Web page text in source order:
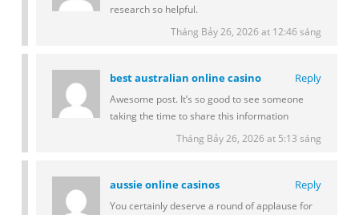
research so helpful.
Tháng Bảy 26, 2026 at 12:46 sáng
best australian online casino Reply
Awesome post. It’s so good to see someone
taking the time to share this information
Tháng Bảy 26, 2026 at 5:13 sáng
aussie online casinos Reply
You certainly deserve a round of applause for